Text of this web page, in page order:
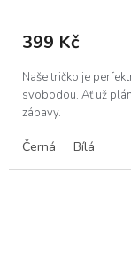
399 Kč
Naše tričko je
svobodou. Ať už
zábavy.
Černá Bílá